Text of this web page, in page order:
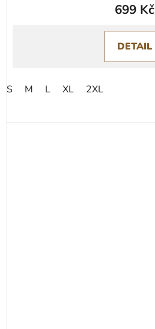
699 Kč
DETAIL
S M L XL 2XL